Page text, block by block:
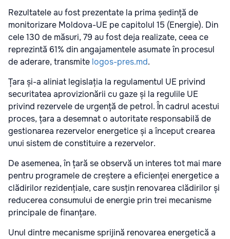
Rezultatele au fost prezentate la prima ședință de
monitorizare Moldova-UE pe capitolul 15 (Energie). Din
cele 130 de măsuri, 79 au fost deja realizate, ceea ce
reprezintă 61% din angajamentele asumate în procesul
de aderare, transmite logos-pres.md.
Țara și-a aliniat legislația la regulamentul UE privind
securitatea aprovizionării cu gaze și la regulile UE
privind rezervele de urgență de petrol. În cadrul acestui
proces, țara a desemnat o autoritate responsabilă de
gestionarea rezervelor energetice și a început crearea
unui sistem de constituire a rezervelor.
De asemenea, în țară se observă un interes tot mai mare
pentru programele de creștere a eficienței energetice a
clădirilor rezidențiale, care susțin renovarea clădirilor și
reducerea consumului de energie prin trei mecanisme
principale de finanțare.
Unul dintre mecanisme sprijină renovarea energetică a